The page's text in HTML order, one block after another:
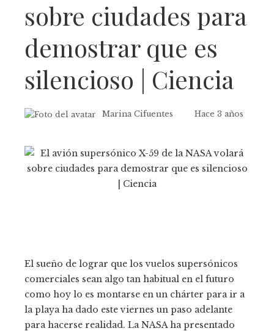
sobre ciudades para
demostrar que es
silencioso | Ciencia
Marina Cifuentes Hace 3 años
El sueño de lograr que los vuelos supersónicos
comerciales sean algo tan habitual en el futuro
como hoy lo es montarse en un chárter para ir a
la playa ha dado este viernes un paso adelante
para hacerse realidad. La NASA ha presentado